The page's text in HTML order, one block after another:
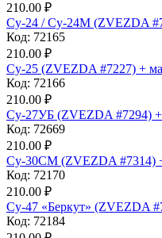
210.00 ₽
Су-24 / Су-24М (ZVEZDA
Код: 72165
210.00 ₽
Су-25 (ZVEZDA #7227) +
Код: 72166
210.00 ₽
Су-27УБ (ZVEZDA #7294)
Код: 72669
210.00 ₽
Су-30СМ (ZVEZDA #7314)
Код: 72170
210.00 ₽
Су-47 «Беркут» (ZVEZDA
Код: 72184